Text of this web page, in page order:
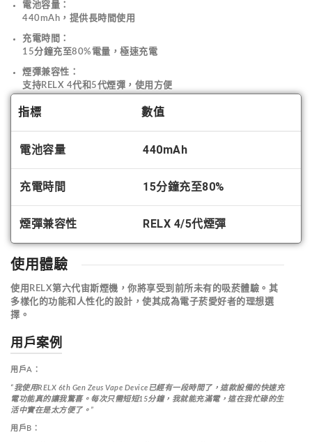
電池容量 ：
440mAh，提供長時間使用
充電時間 ：
15分鐘充至80%電量，極速充電
煙彈兼容性 ：
支持RELX 4代和5代煙彈，使用方便
指標 數值
電池容量 440mAh
充電時間 15分鐘充至80%
煙彈兼容性 RELX 4/5代煙彈
使用體驗
使用RELX第六代宙斯煙機，你將享受到前所未有的吸菸體驗。其
多樣化的功能和人性化的設計，使其成為電子菸愛好者的理想選
擇。
用戶案例
用戶A ：
“我使用RELX 6th Gen Zeus Vape Device已經有一段時間了，這款設備的快速充
電功能真的讓我驚喜。每次只需短短15分鐘，我就能充滿電，這在我忙碌的生
活中實在是太方便了。”
用戶B ：